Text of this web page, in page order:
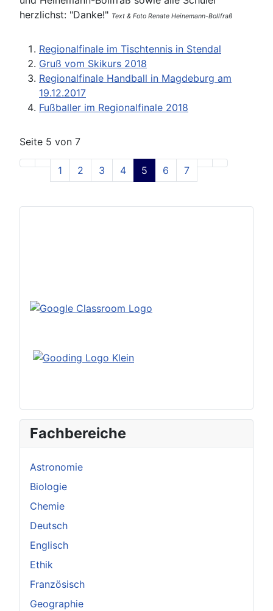
Fachbereiche
Astronomie
Biologie
Chemie
Deutsch
Englisch
Ethik
Französisch
Geographie
herzlichst: "Danke!" Text & Foto Renate Heinemann-Bollfraß
Regionalfinale im Tischtennis in Stendal
Gruß vom Skikurs 2018
Regionalfinale Handball in Magdeburg am
19.12.2017
Fußballer im Regionalfinale 2018
Seite 5 von 7
1 2 3 4 5 6 7